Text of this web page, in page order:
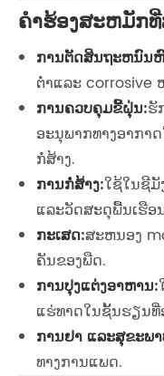
ຄໍາຮ້ອງສະຫມັກ
ການ​ຕັດ​ສິນ​ຖະ​ຫນົນ​
ຕ່ໍາແລະ corrosive
ການຄວບຄຸມຂີ້ຝຸ່ນ:ຮັ
ອະນຸພາກທາງອາກາ
ກໍ່ສ້າງ.
ການກໍ່ສ້າງ:ໃຊ້ໃນຊີ
ແລະວັດສະດຸພື້ນເຮືອ
ກະເສດ:ສະຫນອງ
ຄັນຂອງພືດ.
ການປຸງແຕ່ງອາຫານ:
ແຮ່ທາດໃນຊັ້ນຮຽນ
ການຢາ ແລະສຸຂະພ
ທາງການແພດ.